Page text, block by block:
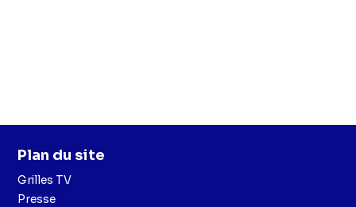
Plan du site
Grilles TV
Presse